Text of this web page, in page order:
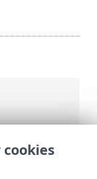
> O